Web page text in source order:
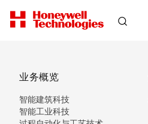
业务概览
智能建筑科技
智能工业科技